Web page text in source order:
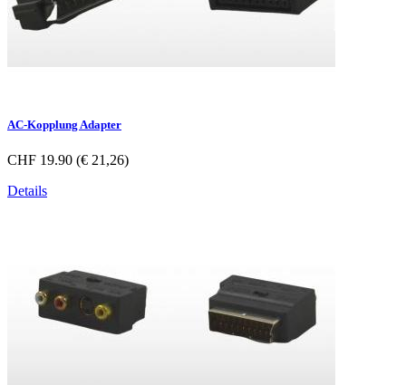
AC-Kopplung Adapter
CHF 19.90 (€ 21,26)
Details